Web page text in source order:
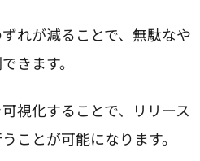
れが減ることで、無駄なや
きます。
視化することで、リリース
ことが可能になります。